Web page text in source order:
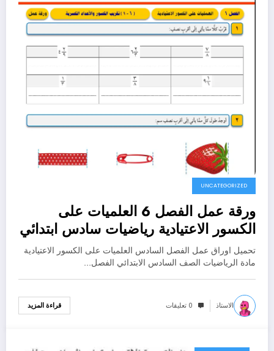
UNCATEGORIZED
ورقة عمل الفصل 6 العلميات على
الكسور الاعتيادية رياضيات سادس ابتدائي
ف2 1447
تحميل اوراق عمل الفصل السادس العلميات على الكسور الاعتيادية
مادة الرياضيات الصف السادس الابتدائي الفصل…
الاستاذ 0 تعليقات قراءة المزيد